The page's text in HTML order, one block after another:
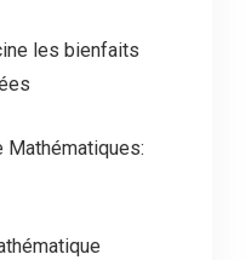
les bienfaits
Mathématiques: